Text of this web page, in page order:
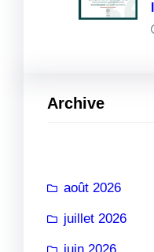
Archive
août 2026
juillet 2026
juin 2026